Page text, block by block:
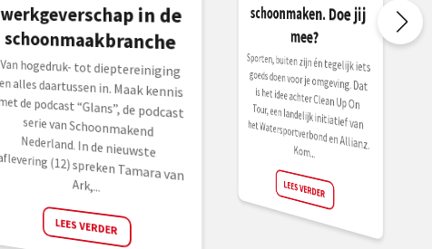
werkgeverschap in de
schoonmaakbranche
Van hogedruk- tot dieptereiniging
en alles daartussen in. Maak kennis
met de podcast “Glans”, de podcast
serie van Schoonmakend
Nederland. In de nieuwste
aflevering (12) spreken Tamara van
Ark,...
LEES VERDER
schoonmaken. Doe jij
mee?
Sporten, buiten zijn én tegelijk iets
goeds doen voor je omgeving. Dat
is het idee achter Clean Up On
Tour, een landelijk initiatief van het Watersportverbond en Allianz.
Kom...
LEES VERDER